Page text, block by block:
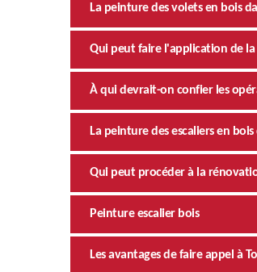
La peinture des volets en bois
Qui peut faire l'application de la
À qui devrait-on confier les
La peinture des escaliers en
Qui peut procéder à la
Peinture escalier bois
Les avantages de faire appel à